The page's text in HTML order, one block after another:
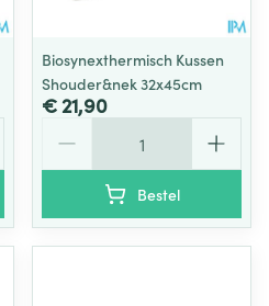
Biosynexthermisch Kussen
Shouder&nek 32x45cm
€ 21,90
Bestel